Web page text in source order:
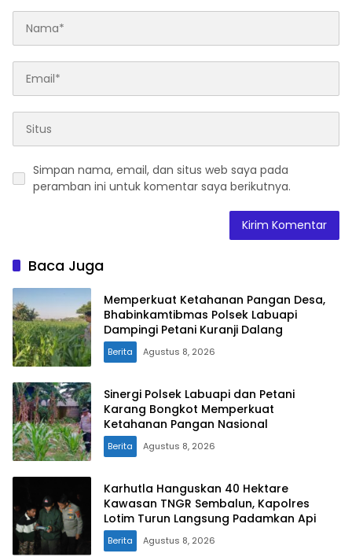
Simpan nama, email, dan situs web saya pada
peramban ini untuk komentar saya berikutnya.
Baca Juga
Memperkuat Ketahanan Pangan Desa,
Bhabinkamtibmas Polsek Labuapi
Dampingi Petani Kuranji Dalang
Berita Agustus 8, 2026
Sinergi Polsek Labuapi dan Petani
Karang Bongkot Memperkuat
Ketahanan Pangan Nasional
Berita Agustus 8, 2026
Karhutla Hanguskan 40 Hektare
Kawasan TNGR Sembalun, Kapolres
Lotim Turun Langsung Padamkan Api
Berita Agustus 8, 2026